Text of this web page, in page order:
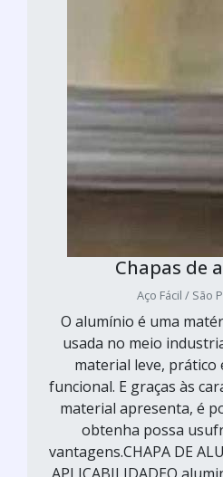
Chapas de
Aço Fácil / São
O alumínio é uma
usada no meio
material leve, prático
funcional. E graças às
material apresenta, é
obtenha possa
vantagens.CHAPA DE